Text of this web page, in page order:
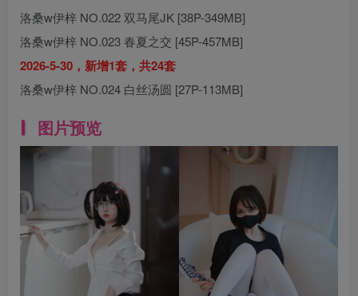
洛桑w伊梓 NO.022 双马尾JK [38P-349MB]
洛桑w伊梓 NO.023 春夏之交 [45P-457MB]
2026-5-30，新增1套，共24套
洛桑w伊梓 NO.024 白丝汤圆 [27P-113MB]
图片预览